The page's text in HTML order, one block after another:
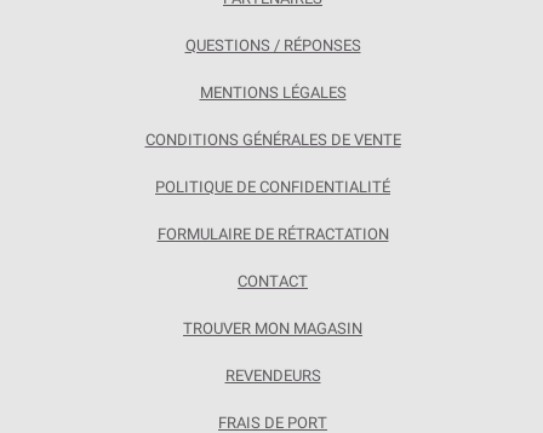
QUESTIONS / RÉPONSES
MENTIONS LÉGALES
CONDITIONS GÉNÉRALES DE VENTE
POLITIQUE DE CONFIDENTIALITÉ
FORMULAIRE DE RÉTRACTATION
CONTACT
TROUVER MON MAGASIN
REVENDEURS
FRAIS DE PORT